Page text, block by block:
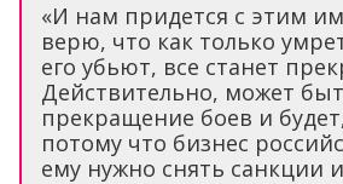
«И нам придется с этим
верю, что как только
его убьют, все станет
Действительно, может
прекращение боев и
потому что бизнес
ему нужно снять санкции